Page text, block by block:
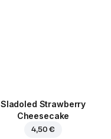
Sladoled Strawberry
Cheesecake
4,50 €